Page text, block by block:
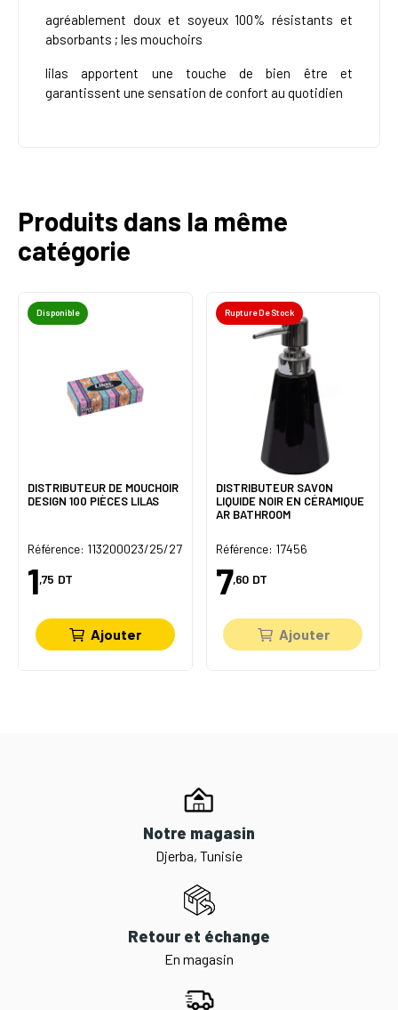
agréablement doux et soyeux 100% résistants et
absorbants ; les mouchoirs
lilas apportent une touche de bien être et
garantissent une sensation de confort au quotidien
Produits dans la même
catégorie
Disponible
DISTRIBUTEUR DE MOUCHOIR
DESIGN 100 PIÈCES LILAS
Référence: 113200023/25/27
1,75 DT
Ajouter
Rupture De Stock
DISTRIBUTEUR SAVON
LIQUIDE NOIR EN CÉRAMIQUE
AR BATHROOM
Référence: 17456
7,60 DT
Ajouter
Notre magasin
Djerba, Tunisie
Retour et échange
En magasin